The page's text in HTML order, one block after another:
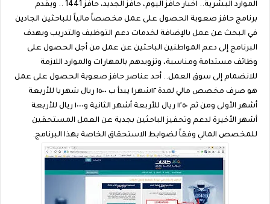
الموارد البشرية.. اخبار حافز اليوم، حافز الجديد، حافز 1441 .. ويقدم
برنامج حافز صعوبة الحصول على عمل مخصصاً مالياً للباحثين الجادين
في البحث عن عمل بالإضافة لخدمات دعم التوظيف والتدريب ويهدف
البرنامج إلى دعم المواطنين الباحثين عن عمل من أجل الحصول على
وظائف مستدامة ومناسبة، وتزويدهم بالمهارات والموارد اللازمة
للانضمام إلى سوق العمل.. أحد عناصر حافز صعوبة الحصول على عمل
هو صرف مخصص مالي لمدة ١٢شهرا يبدأ ب ١٥٠٠ ريال شهريا للأربعة
أشهر الأولى ومن ثم ١٢٥٠ ريال للأربعة أشهر الثانية و١٠٠٠ ريال للأربعة
أشهر الأخيرة لدعم وتحفيز الباحثين بجدية عن العمل المستحقين
للمخصص المالي وفقاً لضوابط الاستحقاق الخاصة بهذا البرنامج.